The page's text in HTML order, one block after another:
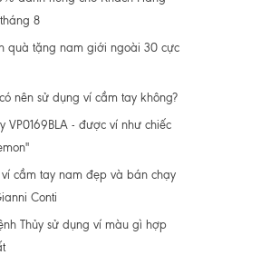
8
quà tặng nam giới ngoài 30 cực
nên sử dụng ví cầm tay không?
VP0169BLA - được ví như chiếc
cầm tay nam đẹp và bán chạy
Conti
Thủy sử dụng ví màu gì hợp